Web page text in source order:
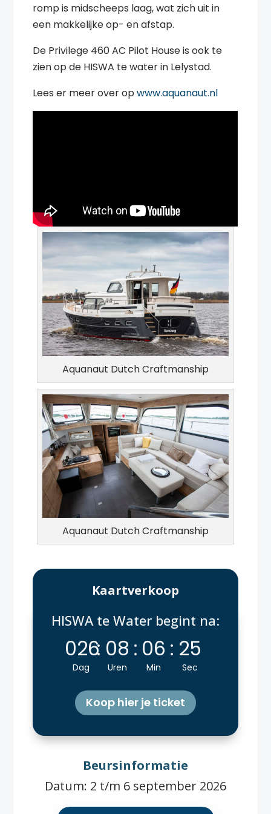
romp is midscheeps laag, wat zich uit in
een makkelijke op- en afstap.
De Privilege 460 AC Pilot House is ook te
zien op de HISWA te water in Lelystad.
Lees er meer over opwww.aquanaut.nl
Aquanaut Dutch Craftmanship
Aquanaut Dutch Craftmanship
Kaartverkoop
HISWA te Water begint na:
026
Dag
: 08
Uren
: 06
Min
: 24
Sec
Koop hier je ticket
Beursinformatie
Datum: 2 t/m 6 september 2026